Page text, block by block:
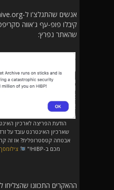
קיבלו פופ-עף ג'אווה
שהאתר נפרץ:
הודעת הפריצה לארכיון
שארכיון האינטרנט עובד על
מכם ב-HIBP!"
צילומסך